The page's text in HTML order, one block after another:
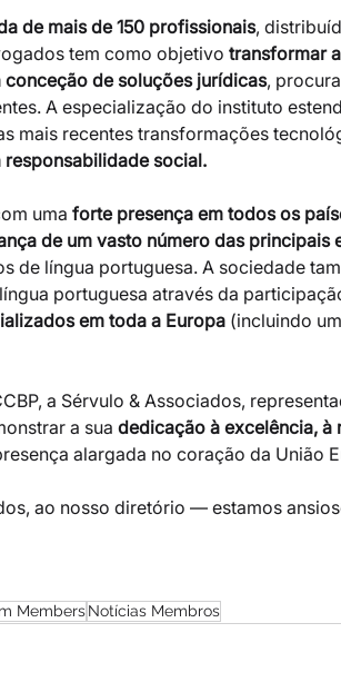
de mais de 150 profissionais,
tem como objetivo transformar
de soluções jurídicas,
A especialização do instituto
mais recentes transformações
social.
uma forte presença em todos os
de um vasto número das principais
de língua portuguesa. A sociedade
portuguesa através da
em toda a Europa (incluindo
a Sérvulo & Associados,
a sua dedicação à excelência, à
alargada no coração da União
ao nosso diretório — estamos
MembersNotícias Membros